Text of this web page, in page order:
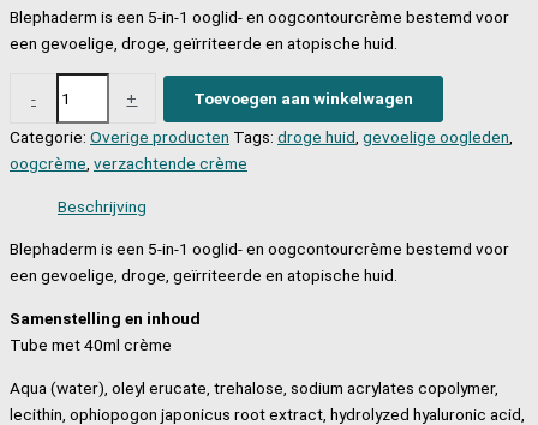
Blephaderm is een 5-in-1 ooglid- en oogcontourcrème bestemd voor
een gevoelige, droge, geïrriteerde en atopische huid.
-
ooglid-
en
oogcontourcrème
+
Toevoegen aan winkelwagen
Categorie: Overige producten Tags: droge huid gevoelige oogleden
oogcrème verzachtende crème
Beschrijving
Blephaderm is een 5-in-1 ooglid- en oogcontourcrème bestemd voor
een gevoelige, droge, geïrriteerde en atopische huid.
Samenstelling en inhoud
Tube met 40ml crème
Aqua (water), oleyl erucate, trehalose, sodium acrylates copolymer,
lecithin, ophiopogon japonicus root extract, hydrolyzed hyaluronic acid,